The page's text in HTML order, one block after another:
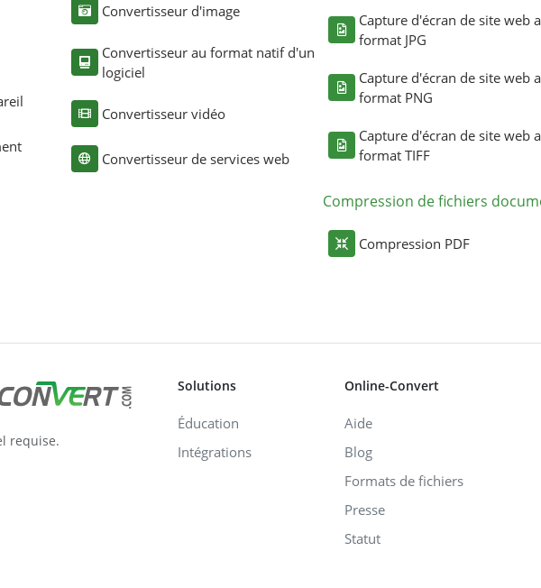
Convertisseur d'image
Convertisseur au format natif d'un
logiciel
Convertisseur vidéo
Convertisseur de services web
Capture d'écran de site web
format JPG
Capture d'écran de site web
format PNG
Capture d'écran de site web
format TIFF
Compression de fichiers
Compression PDF
requise.
Solutions
Éducation
Intégrations
Online-Convert
Aide
Blog
Formats de fichiers
Presse
Statut